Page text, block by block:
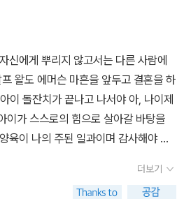
흔이 되면 꼭 해야 할 일 중의 하나라고
낸 분들은 이렇게 글을 쓰는구나~ 싶
물음에 대한 답보다 그동안 내가 어
다.​그래서 나도 어느 순간 가계부가 아
다. 그렇게 알게 모르게 마음속에 내 인
이가 마흔인 것 같다. 정리가 어느 정도
하는 것이다.​이제 나 자신으로 살아가
으로는 진짜 잘 노는 여자로 살 거야!​논
노는 듯이 인생을 놀아보자.누가 시켜
충실하게 자유자재로 놀아도 좋다고
신에게 뿌리지 않고서는 다른 사람에
왈도 에머슨 마흔을 앞두고 결혼을 하
이 돌잔치가 끝나고 나서야 아, 나이제
이가 스스로의 힘으로 살아갈 바탕을
육이 나의 주된 일과이며 감사해야 할
펼쳐보았다. 큰 기대를 가지고 읽기
제대로 털어놓지 못했던 결혼, 육아
더보기